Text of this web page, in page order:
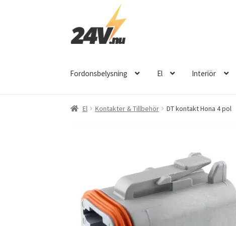
Hoppa
till
Hoppa
till
Fordonsbelysning El Interiör
El Kontakter & Tillbehör DT kontakt Hona 4 pol